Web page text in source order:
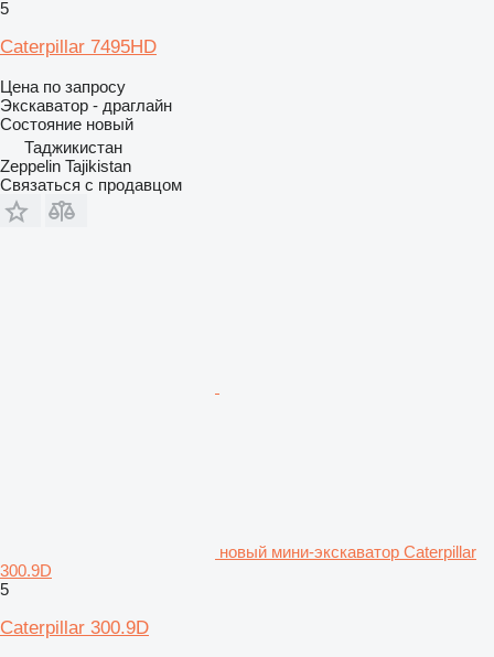
5
Caterpillar 7495HD
Цена по запросу
Экскаватор - драглайн
Состояние новый
Таджикистан
Zeppelin Tajikistan
Связаться с продавцом
новый мини-экскаватор Caterpillar
300.9D
5
Caterpillar 300.9D